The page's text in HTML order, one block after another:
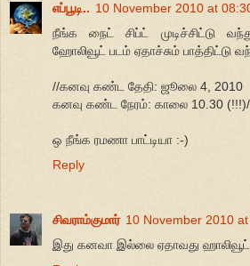
எப்பூடி.. 10 November 2010 at
நீங்க நைட் சிப்ட் முடிச்சிட்டு
ஹோலிவூட் படம் ஏதாச்சும் பாத்திட்டு
//கனவு கண்ட தேதி: ஜூலை 4, 2010
கனவு கண்ட நேரம்: காலை 10.30
ஒ நீங்க ரமணா பாட்டியா :-)
Reply
சிவராம்குமார் 10 November 2010
இது கனவா இல்லை ஏதாவது